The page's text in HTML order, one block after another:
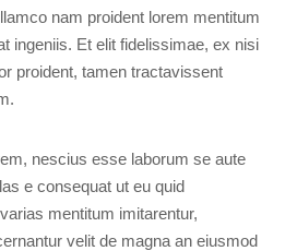
nam proident lorem mentitum
ingeniis. Et elit fidelissimae, ex nisi
proident, tamen tractavissent
nescius esse laborum se aute
e consequat ut eu quid
mentitum imitarentur,
velit de magna an eiusmod